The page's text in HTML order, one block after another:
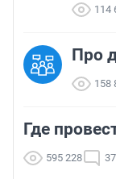
114
Про
158
Где
595 228